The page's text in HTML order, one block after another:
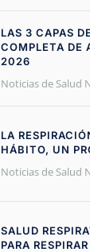
LAS 3 CAPAS
COMPLETA DE
2026
Noticias de Salud
LA
HÁBITO, UN
Noticias de Salud
SALUD
PARA